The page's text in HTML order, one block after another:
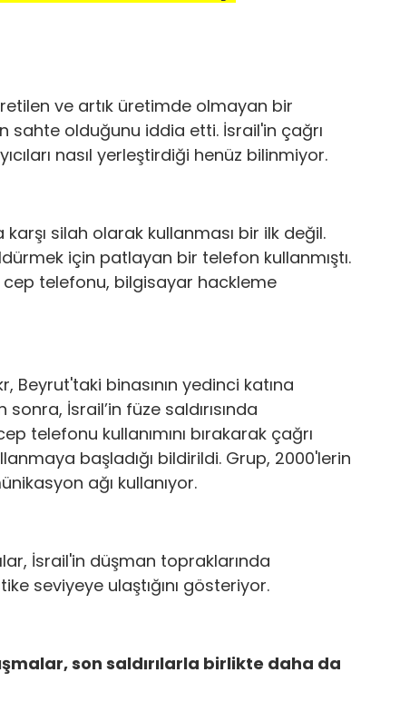
ve artık üretimde olmayan bir
sahte olduğunu iddia etti. İsrail'in çağrı
nasıl yerleştirdiği henüz bilinmiyor.
silah olarak kullanması bir ilk değil.
için patlayan bir telefon kullanmıştı.
telefonu, bilgisayar hackleme
Beyrut'taki binasının yedinci katına
İsrail’in füze saldırısında
telefonu kullanımını bırakarak çağrı
başladığı bildirildi. Grup, 2000'lerin
ağı kullanıyor.
İsrail'in düşman topraklarında
seviyeye ulaştığını gösteriyor.
son saldırılarla birlikte daha da